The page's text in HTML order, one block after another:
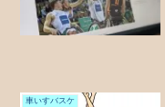
車いすバスケ